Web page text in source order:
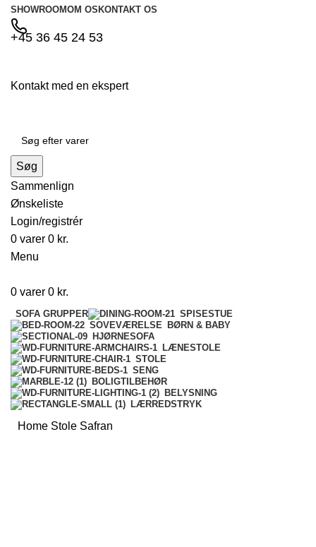
SHOWROOMOM OS KONTAKT OS
+45 36 45 24 53
Kontakt med en ekspert
Søg
Sammenlign
Ønskeliste
Login/registrér
0 varer 0 kr.
Menu
0 varer 0 kr.
SOFA GRUPPER
SPISESTUE
SOVEVÆRELSE BØRN & BABY
HJØRNESOFA
LÆNESTOLE
STOLE
SENG
BOLIGTILBEHØR
BELYSNING
LÆRREDSTRYK
Home Stole Safran